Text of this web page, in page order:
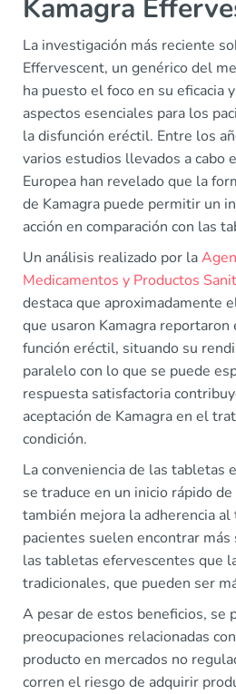
Kamagra
La investigación más reciente
Effervescent, un genérico del
ha puesto el foco en su eficacia
aspectos esenciales para los
la disfunción eréctil. Entre los
varios estudios llevados a cabo
Europea han revelado que la
de Kamagra puede permitir un
acción en comparación con las
Un análisis realizado por la
Medicamentos y Productos
destaca que aproximadamente
que usaron Kamagra
función eréctil, situando su
paralelo con lo que se puede
respuesta satisfactoria
aceptación de Kamagra en el
condición.
La conveniencia de las tabletas
se traduce en un inicio rápido
también mejora la adherencia
pacientes suelen encontrar
las tabletas efervescentes que
tradicionales, que pueden ser
A pesar de estos beneficios, se
preocupaciones relacionadas
producto en mercados no
corren el riesgo de adquirir